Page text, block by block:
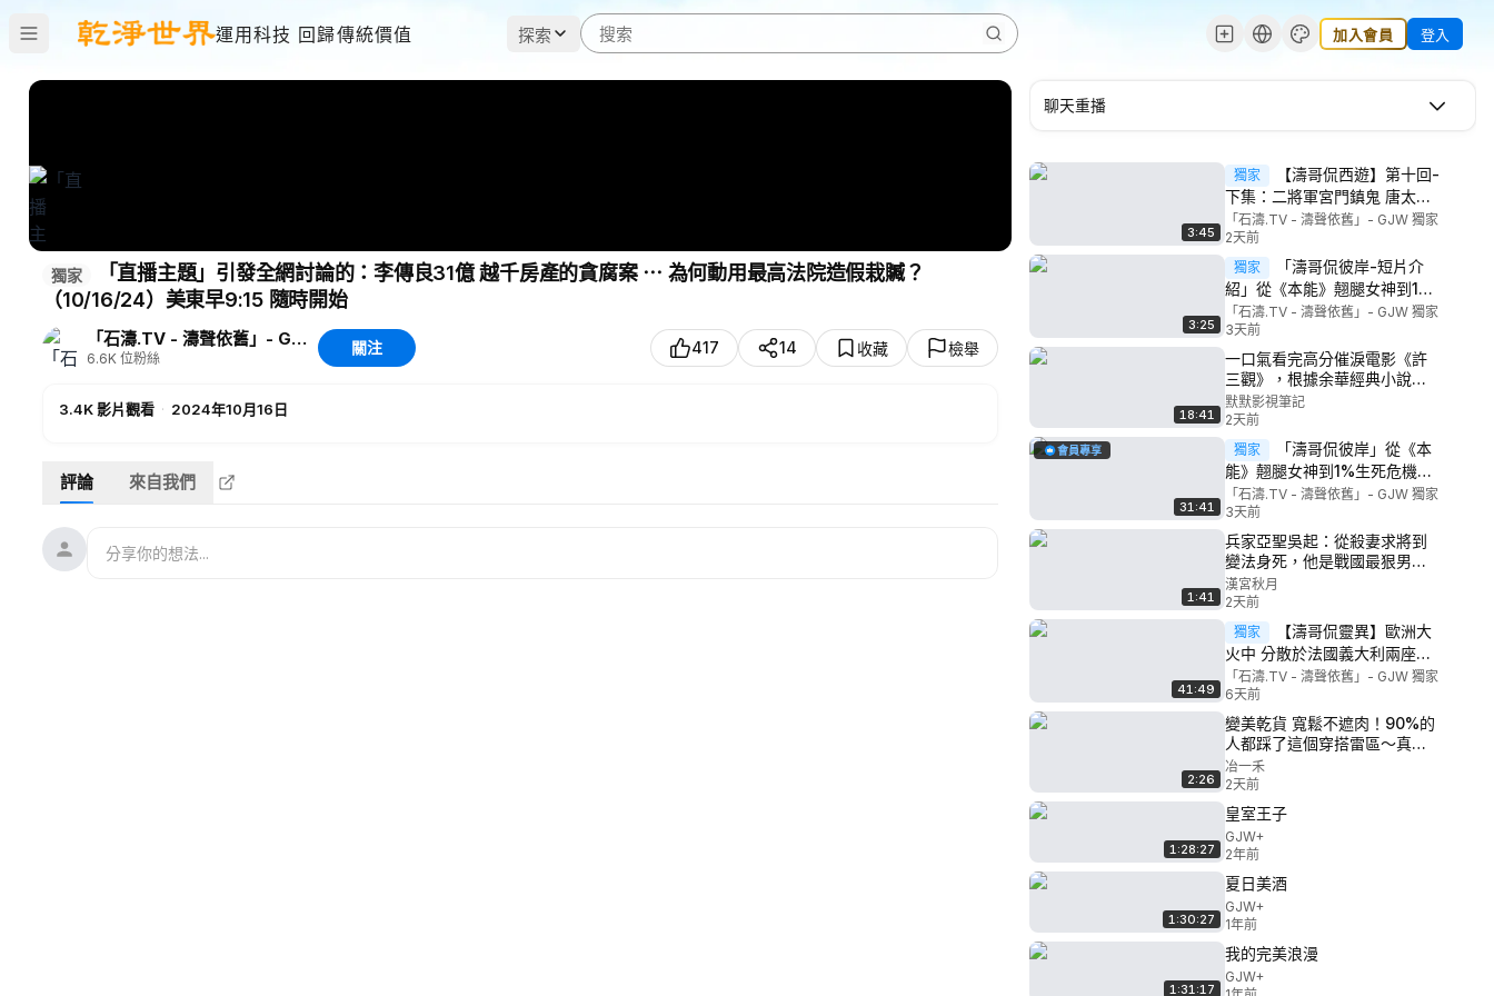
運用科技 回歸傳統價值 探索 加入會員 登入
獨家
「直播主題」引發全網討論的：李傳良31億 越千房產的貪腐案 ⋯ 為何動用最高法院造假栽贓？
（10/16/24）美東早9:15 隨時開始
「石濤.TV - 濤聲依舊」- GJW 獨家
6.6K 位粉絲
關注 417 14 收藏 檢舉
3.4K影片觀看 · 2024年10月16日
評論 來自我們
聊天重播
3:45
獨家
【濤哥侃西遊】第十回-
下集：二將軍宮門鎮鬼 唐太宗
地府還魂 ⋯ 陰曹地府“有來路
無去路”陰間眾神“假公濟私”平
添陽壽於太宗 ⋯ 全為久遠安排
西天取經聞佛法（08/01/26）
「石濤.TV - 濤聲依舊」- GJW 獨家
2天前
3:25
獨家
「濤哥侃彼岸-短片介
紹」從《本能》翹腿女神到1%
生死危機！莎朗斯通巔峰之際
突發腦出血 ⋯ 瀕死中下垂 白光
亡者親友（08/01/26）
「石濤.TV - 濤聲依舊」- GJW 獨家
3天前
18:41
一口氣看完高分催淚電影《許
三觀》，根據余華經典小說改
編，國內不敢觸碰的題材卻被
韓國翻拍成了經典
默默影視筆記
2天前
會員專享
31:41
獨家
「濤哥侃彼岸」從《本
能》翹腿女神到1%生死危機！
莎朗斯通巔峰之際突發腦出血
⋯ 瀕死中下垂 白光 亡者親友
（08/01/26）「北京早8:45 美
東晚8:45」
「石濤.TV - 濤聲依舊」- GJW 獨家
3天前
1:41
兵家亞聖吳起：從殺妻求將到
變法身死，他是戰國最狠男
人！
漢宮秋月
2天前
41:49
獨家
【濤哥侃靈異】歐洲大
火中 分散於法國義大利兩座木
製基督像 完好如初的留下來 ⋯
波爾圖神父卻發出瞠目結舌的
默想文（07/30/26）
「石濤.TV - 濤聲依舊」- GJW 獨家
6天前
2:26
變美乾貨 寬鬆不遮肉！90%的
人都踩了這個穿搭雷區～真正
顯瘦的思路是穿衣的結構感！
冶一禾
2天前
1:28:27
皇室王子
GJW+
2年前
1:30:27
夏日美酒
GJW+
1年前
1:31:17
我的完美浪漫
GJW+